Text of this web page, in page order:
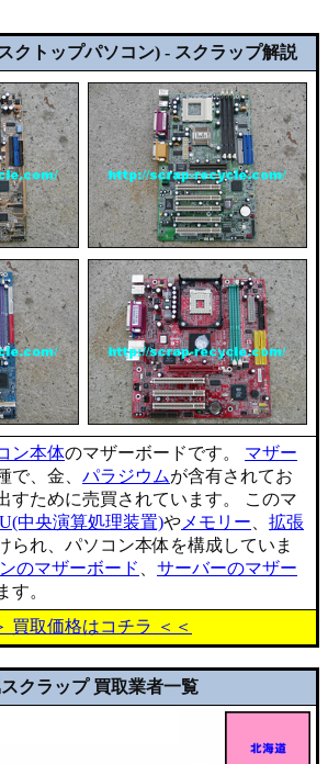
クトップパソコン) - スクラップ解説
ン本体のマザーボードです。 マザー
で、金、 パラジウムが含有されてお
すために売買されています。 このマ
中央演算処理装置)や メモリー
拡張
られ、パソコン本体を構成していま
のマザーボード
サーバーのマザー
す。
買取価格はコチラ ＜＜
クラップ 買取業者一覧